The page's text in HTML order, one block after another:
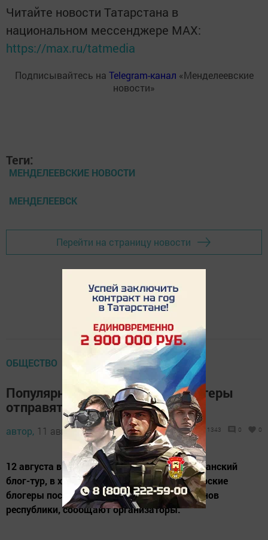
Читайте новости Татарстана в
национальном мессенджере MАХ:
https://max.ru/tatmedia
Подписывайтесь на Telegram-канал «Менделеевские
новости»
Теги:
МЕНДЕЛЕЕВСКИЕ НОВОСТИ
МЕНДЕЛЕЕВСК
Перейти на страницу новости
ОБЩЕСТВО
Популярные татарстанские блогеры
отправятся в тур по республике
автор, 11 августа 2018 - 09:46 1343 0 0
12 августа в Татарстане стартует республиканский
блог-тур, в ходе которого популярные татарские
блогеры посетят несколько городов и районов
республики, сообщают организаторы.